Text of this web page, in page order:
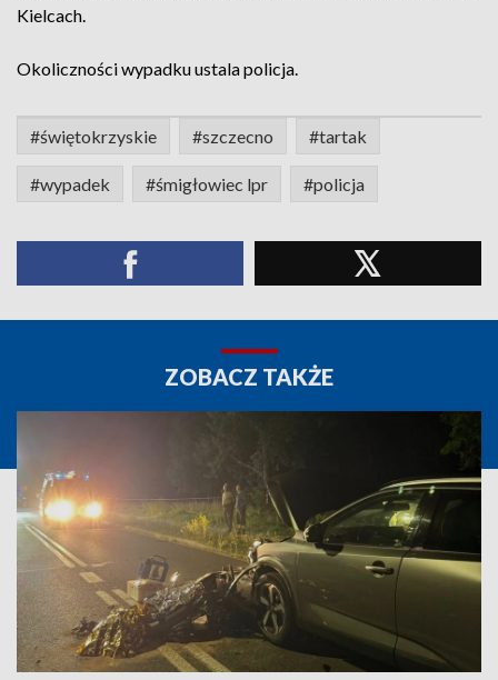
Kielcach.
Okoliczności wypadku ustala policja.
#świętokrzyskie #szczecno #tartak
#wypadek #śmigłowiec lpr #policja
ZOBACZ TAKŻE